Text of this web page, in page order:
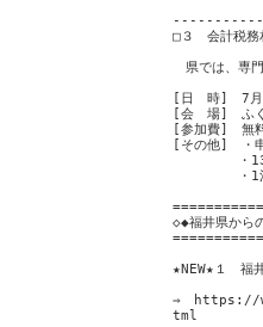
□３ 会計税務
県では、専
[日 時] 7月1
[会 場] ふく
[参加費] 無
[その他] ・申
・13:30
・1法人あ
◇◆福井県
★NEW★１ 福
⇒ https://
tml